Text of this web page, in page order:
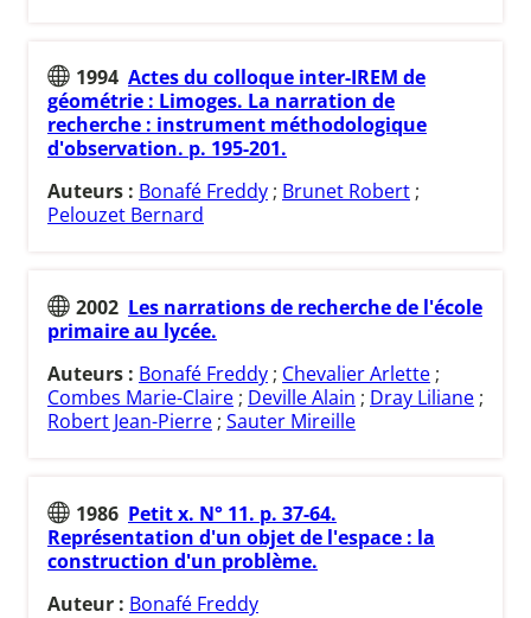
1994 Actes du colloque inter-IREM de
géométrie : Limoges. La narration de
recherche : instrument méthodologique
d'observation. p. 195-201.
Auteurs : Bonafé Freddy ; Brunet Robert ;
Pelouzet Bernard
2002 Les narrations de recherche de l'école
primaire au lycée.
Auteurs : Bonafé Freddy ; Chevalier Arlette ;
Combes Marie-Claire ; Deville Alain ; Dray Liliane ;
Robert Jean-Pierre ; Sauter Mireille
1986 Petit x. N° 11. p. 37-64.
Représentation d'un objet de l'espace : la
construction d'un problème.
Auteur : Bonafé Freddy